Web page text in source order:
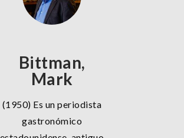
Bittman,
Mark
(1950) Es un periodista
gastronómico